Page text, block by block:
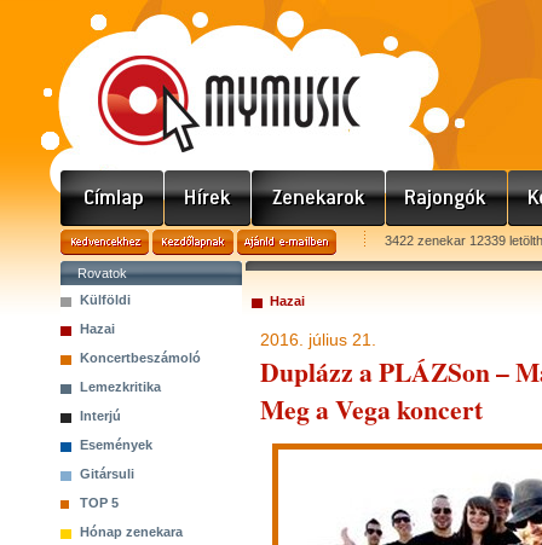
3422 zenekar 12339
Rovatok
Külföldi
Hazai
Koncertbeszámoló
Lemezkritika
Interjú
Események
Gitársuli
TOP 5
Hónap zenekara
Hazai
2016. július 21.
Duplázz a PLÁZSon –
Meg a Vega koncert